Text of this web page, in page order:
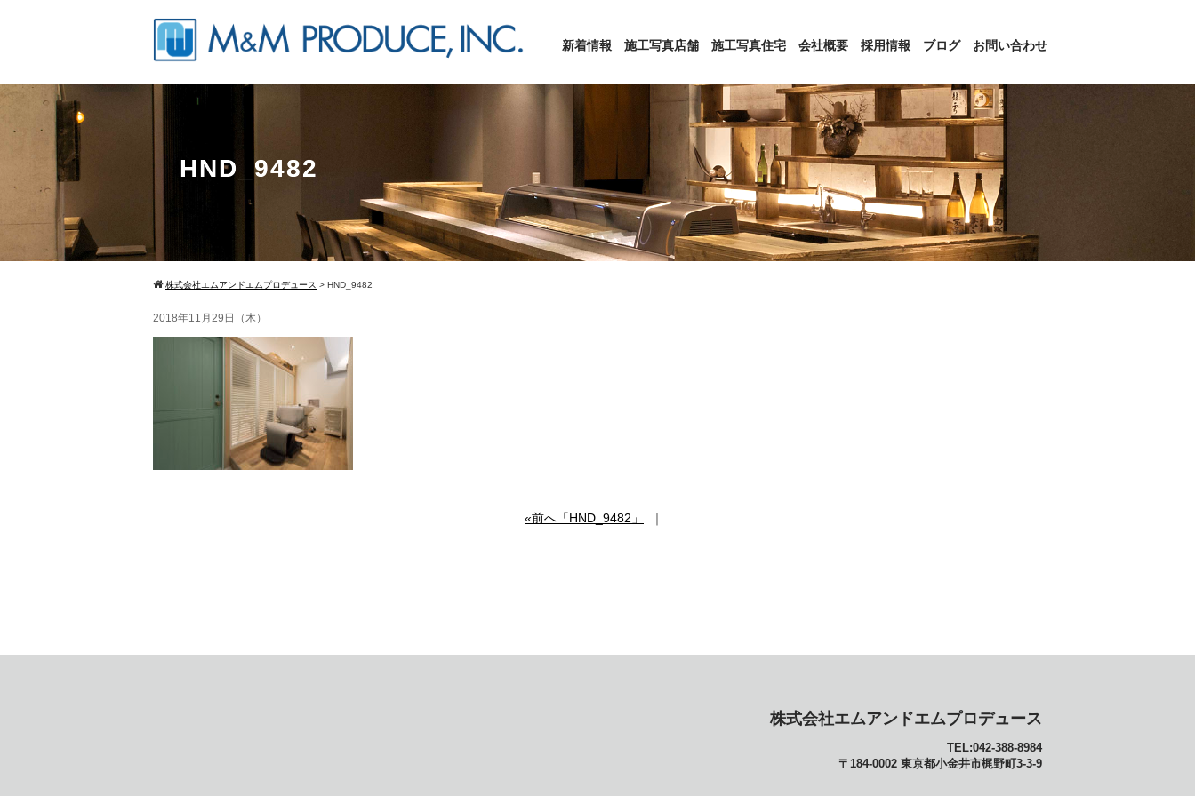
新着情報 施工写真店舗 施工写真住宅 会社概要 採用情報 ブログ お問い合わせ
HND_9482
株式会社エムアンドエムプロデュース > HND_9482
2018年11月29日（木）
«前へ「HND_9482」 ｜
株式会社エムアンドエムプロデュース
TEL:042-388-8984
〒184-0002 東京都小金井市梶野町3-3-9